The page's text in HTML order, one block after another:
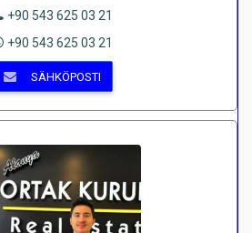
+90 543 625 03 21
+90 543 625 03 21
SÄHKÖPOSTI